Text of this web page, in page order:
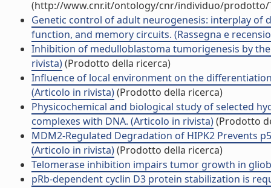
(http://www.cnr.it/ontology/cnr/individuo/prodotto/
Genetic control of adult neurogenesis: interplay
function, and memory circuits. (Rassegna e
Inhibition of medulloblastoma tumorigenesis by
rivista)(Prodotto della ricerca)
Influence of local environment on the
(Articolo in rivista)(Prodotto della ricerca)
Physicochemical and biological study of selected
complexes with DNA. (Articolo in rivista)(Prodotto
MDM2-Regulated Degradation of HIPK2 Prevents
(Articolo in rivista)(Prodotto della ricerca)
Telomerase inhibition impairs tumor growth in
pRb-dependent cyclin D3 protein stabilization is